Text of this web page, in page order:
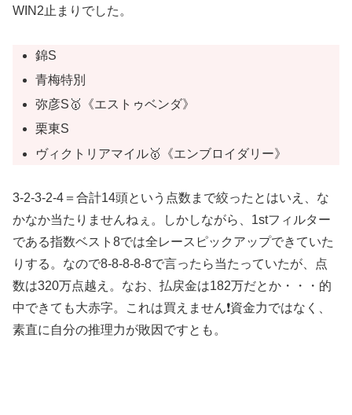
WIN2止まりでした。
錦S
青梅特別
弥彦S🥇《エストゥベンダ》
栗東S
ヴィクトリアマイル🥇《エンブロイダリー》
3-2-3-2-4＝合計14頭という点数まで絞ったとはいえ、な
かなか当たりませんねぇ。しかしながら、1stフィルター
である指数ベスト8では全レースピックアップできていた
りする。なので8-8-8-8-8で言ったら当たっていたが、点
数は320万点越え。なお、払戻金は182万だとか・・・的
中できても大赤字。これは買えません❗️資金力ではなく、
素直に自分の推理力が敗因ですとも。